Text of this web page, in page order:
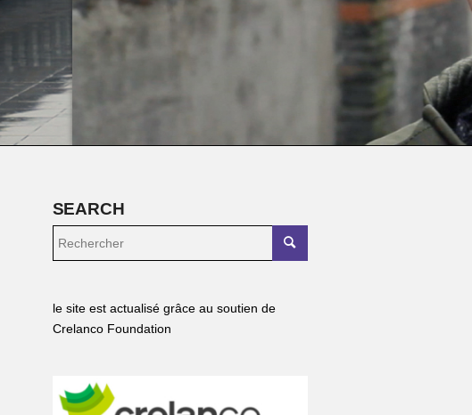
SEARCH
le site est actualisé grâce au soutien de
Crelanco Foundation